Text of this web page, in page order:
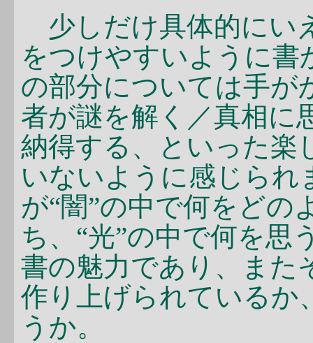
少しだけ具体的にい
をつけやすいように書
の部分については手が
者が謎を解く／真相に
納得する、といった楽
いないように感じられ
が“闇”の中で何をどの
ち、“光”の中で何を思
書の魅力であり、また
作り上げられているか
うか。